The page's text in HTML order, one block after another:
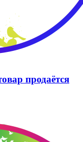
продаётся